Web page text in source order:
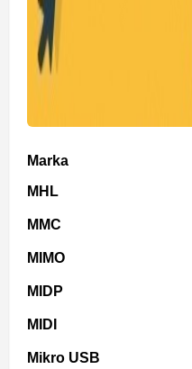
Marka
MHL
MMC
MIMO
MIDP
MIDI
Mikro USB